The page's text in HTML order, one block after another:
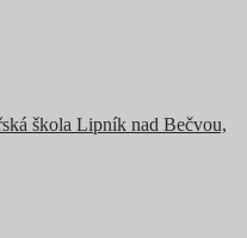
škola Lipník nad Bečvou,